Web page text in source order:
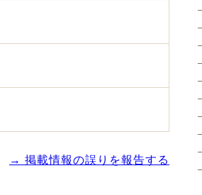
→ 掲載情報の誤りを報告する